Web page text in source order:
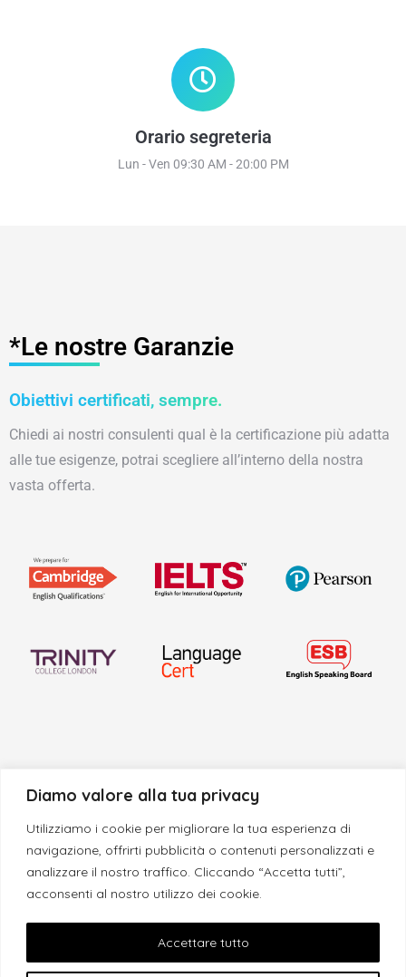
Diamo valore alla tua privacy
Utilizziamo i cookie per migliorare la tua esperienza di
navigazione, offrirti pubblicità o contenuti personalizzati e
analizzare il nostro traffico. Cliccando “Accetta tutti”,
acconsenti al nostro utilizzo dei cookie.
Accettare tutto
Orario segreteria
Lun - Ven 09:30 AM - 20:00 PM
*Le nostre Garanzie
Obiettivi certificati, sempre.
Chiedi ai nostri consulenti qual è la certificazione più adatta
alle tue esigenze, potrai scegliere all’interno della nostra
vasta offerta.
© 2013 - 2026 Morgan School | La tua Scuola di Inglese | P.I.
04970680759